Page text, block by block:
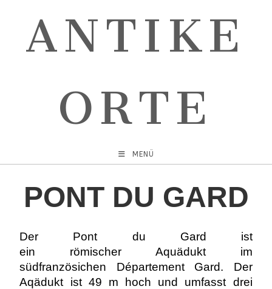
ANTIKE
ORTE
MENÜ
PONT DU GARD
Der Pont du Gard ist
ein römischer Aquädukt im
südfranzösichen Département Gard. Der
Aqädukt ist 49 m hoch und umfasst drei